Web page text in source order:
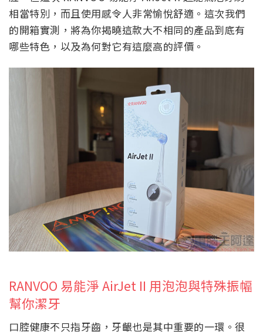
相當特別，而且使用感令人非常愉悅舒適。這次我們
的開箱實測，將為你揭曉這款大不相同的產品到底有
哪些特色，以及為何對它有這麼高的評價。
RANVOO 易能淨 AirJet II 用泡泡與特殊振幅
幫你潔牙
口腔健康不只指牙齒，牙齦也是其中重要的一環。很